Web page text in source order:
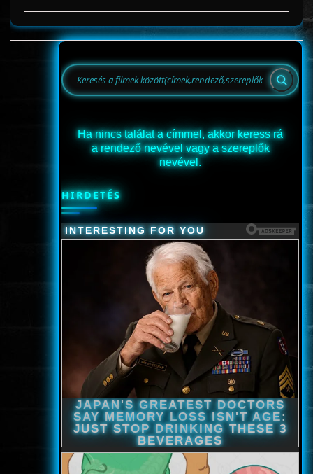
Ha nincs találat a címmel, akkor keress rá
a rendező nevével vagy a szereplők
nevével.
HIRDETÉS